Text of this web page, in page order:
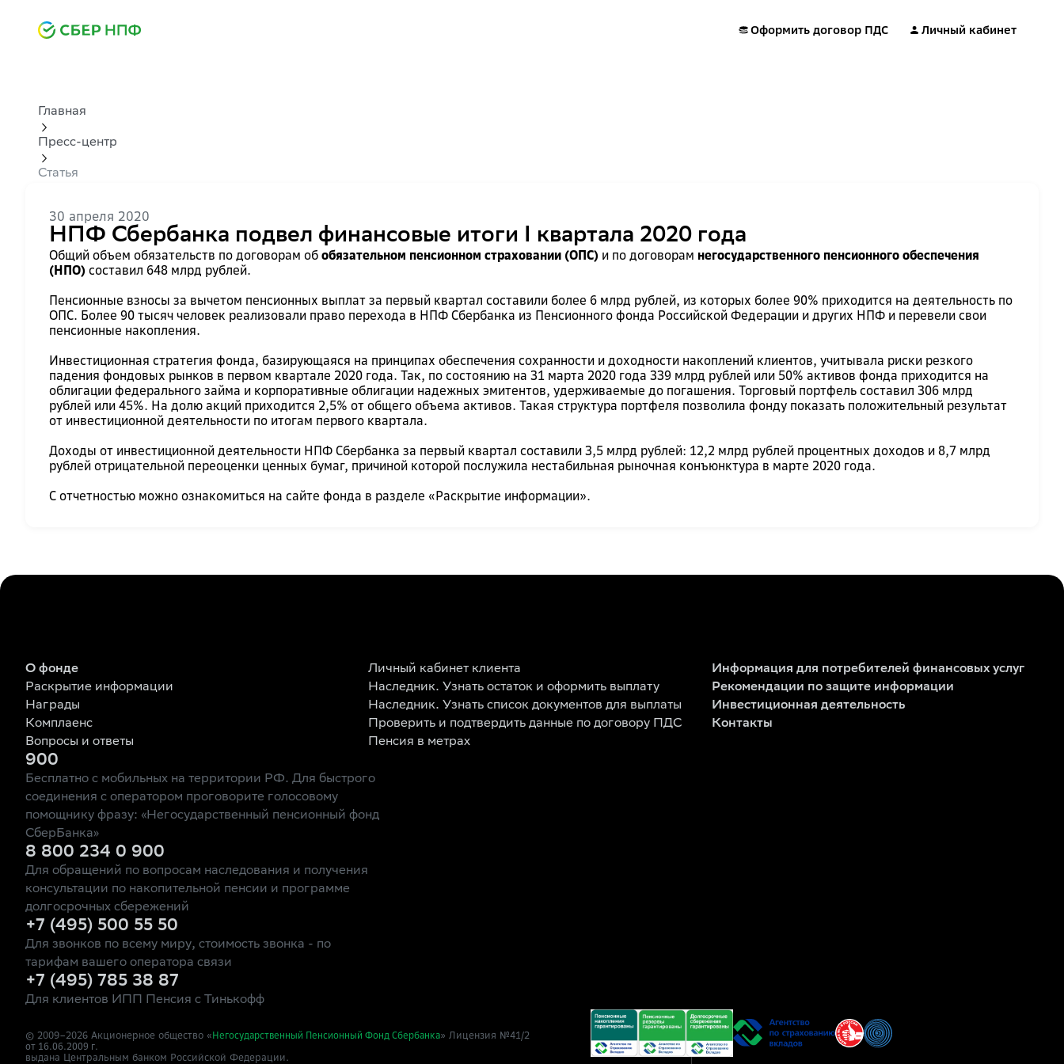
Оформить договор ПДС Личный кабинет
Главная
Пресс-центр
Статья
30 апреля 2020
НПФ Сбербанка подвел финансовые итоги I квартала 2020 года
Общий объем обязательств по договорам об обязательном пенсионном страховании (ОПС) и по договорам негосударственного пенсионного обеспечения
(НПО) составил 648 млрд рублей.
Пенсионные взносы за вычетом пенсионных выплат за первый квартал составили более 6 млрд рублей, из которых более 90% приходится на деятельность по
ОПС. Более 90 тысяч человек реализовали право перехода в НПФ Сбербанка из Пенсионного фонда Российской Федерации и других НПФ и перевели свои
пенсионные накопления.
Инвестиционная стратегия фонда, базирующаяся на принципах обеспечения сохранности и доходности накоплений клиентов, учитывала риски резкого
падения фондовых рынков в первом квартале 2020 года. Так, по состоянию на 31 марта 2020 года 339 млрд рублей или 50% активов фонда приходится на
облигации федерального займа и корпоративные облигации надежных эмитентов, удерживаемые до погашения. Торговый портфель составил 306 млрд
рублей или 45%. На долю акций приходится 2,5% от общего объема активов. Такая структура портфеля позволила фонду показать положительный результат
от инвестиционной деятельности по итогам первого квартала.
Доходы от инвестиционной деятельности НПФ Сбербанка за первый квартал составили 3,5 млрд рублей: 12,2 млрд рублей процентных доходов и 8,7 млрд
рублей отрицательной переоценки ценных бумаг, причиной которой послужила нестабильная рыночная конъюнктура в марте 2020 года.
С отчетностью можно ознакомиться на сайте фонда в разделе «Раскрытие информации».
О фонде
Раскрытие информации
Награды
Комплаенс
Вопросы и ответы
Личный кабинет клиента
Наследник. Узнать остаток и оформить выплату
Наследник. Узнать список документов для выплаты
Проверить и подтвердить данные по договору ПДС
Пенсия в метрах
Информация для потребителей финансовых услуг
Рекомендации по защите информации
Инвестиционная деятельность
Контакты
900
Бесплатно с мобильных на территории РФ. Для быстрого
соединения с оператором проговорите голосовому
помощнику фразу: «Негосударственный пенсионный фонд
СберБанка»
8 800 234 0 900
Для обращений по вопросам наследования и получения
консультации по накопительной пенсии и программе
долгосрочных сбережений
+7 (495) 500 55 50
Для звонков по всему миру, стоимость звонка - по
тарифам вашего оператора связи
+7 (495) 785 38 87
Для клиентов ИПП Пенсия с Тинькофф
© 2009–2026 Акционерное общество «Негосударственный Пенсионный Фонд Сбербанка» Лицензия №41/2
от 16.06.2009 г.
выдана Центральным банком Российской Федерации.